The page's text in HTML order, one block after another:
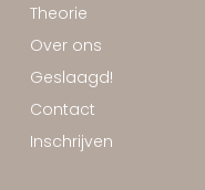
Theorie
Over ons
Geslaagd!
Contact
Inschrijven